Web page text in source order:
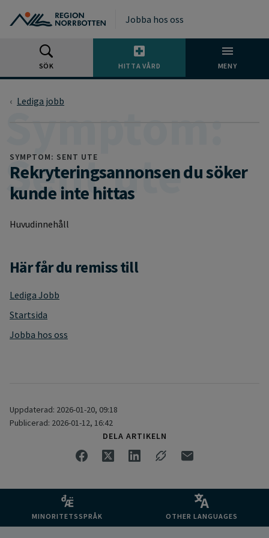
Jobba hos oss
SÖK HITTA VÅRD MENY
Lediga jobb
SYMPTOM: SENT UTE
Rekryteringsannonsen du söker
kunde inte hittas
Huvudinnehåll
Här får du remiss till
Lediga Jobb
Startsida
Jobba hos oss
Uppdaterad: 2026-01-20, 09:18
Publicerad: 2026-01-12, 16:42
DELA ARTIKELN
MINORITETSSPRÅK OTHER LANGUAGES